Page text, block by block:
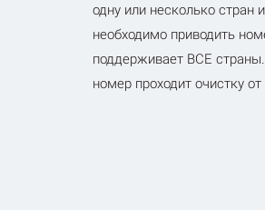
одну или несколько стран
необходимо приводить
поддерживает ВСЕ
номер проходит очистку